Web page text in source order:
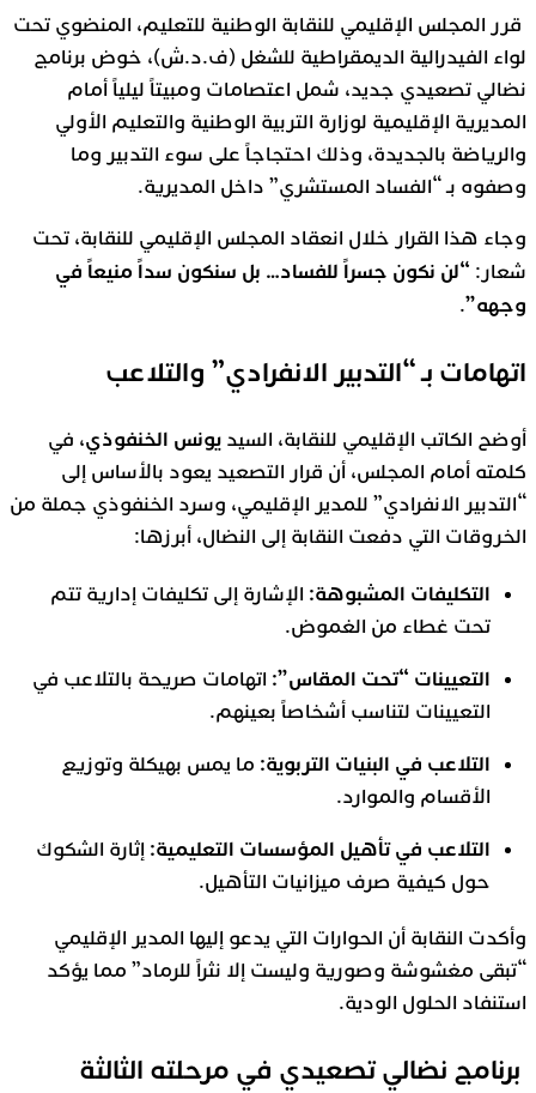
قرر المجلس الإقليمي للنقابة الوطنية للتعليم، المنضوي تحت
لواء الفيدرالية الديمقراطية للشغل (ف.د.ش)، خوض برنامج
نضالي تصعيدي جديد، شمل اعتصامات ومبيتاً ليلياً أمام
المديرية الإقليمية لوزارة التربية الوطنية والتعليم الأولي
والرياضة بالجديدة، وذلك احتجاجاً على سوء التدبير وما
وصفوه بـ “الفساد المستشري” داخل المديرية.
وجاء هذا القرار خلال انعقاد المجلس الإقليمي للنقابة، تحت
شعار: “لن نكون جسراً للفساد… بل سنكون سداً منيعاً في
وجهه”.
اتهامات بـ “التدبير الانفرادي” والتلاعب
أوضح الكاتب الإقليمي للنقابة، السيد يونس الخنفوذي، في
كلمته أمام المجلس، أن قرار التصعيد يعود بالأساس إلى
“التدبير الانفرادي” للمدير الإقليمي، وسرد الخنفوذي جملة من
الخروقات التي دفعت النقابة إلى النضال، أبرزها:
التكليفات المشبوهة: الإشارة إلى تكليفات إدارية تتم
تحت غطاء من الغموض.
التعيينات “تحت المقاس”: اتهامات صريحة بالتلاعب في
التعيينات لتناسب أشخاصاً بعينهم.
التلاعب في البنيات التربوية: ما يمس بهيكلة وتوزيع
الأقسام والموارد.
التلاعب في تأهيل المؤسسات التعليمية: إثارة الشكوك
حول كيفية صرف ميزانيات التأهيل.
وأكدت النقابة أن الحوارات التي يدعو إليها المدير الإقليمي
“تبقى مغشوشة وصورية وليست إلا نثراً للرماد” مما يؤكد
استنفاد الحلول الودية.
برنامج نضالي تصعيدي في مرحلته الثالثة